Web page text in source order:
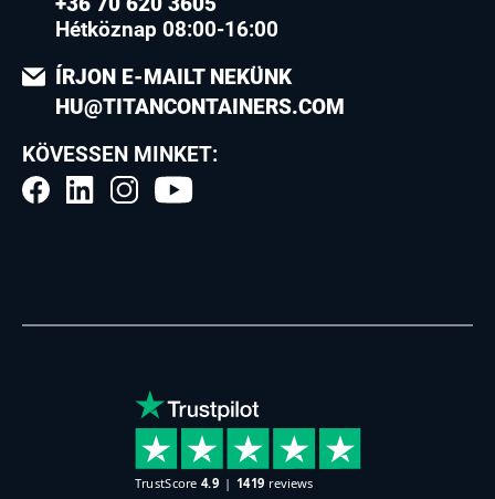
Hétköznap 08:00-16:00
ÍRJON E-MAILT NEKÜNK
HU@TITANCONTAINERS.COM
KÖVESSEN MINKET: